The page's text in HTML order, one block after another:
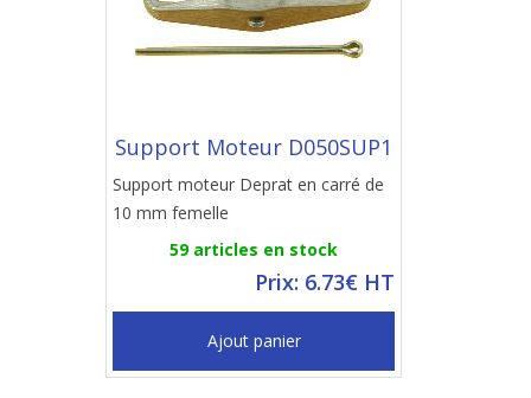
Support Moteur D050SUP1
Support moteur Deprat en carré de
10 mm femelle
59 articles en stock
Prix: 6.73€ HT
Ajout panier